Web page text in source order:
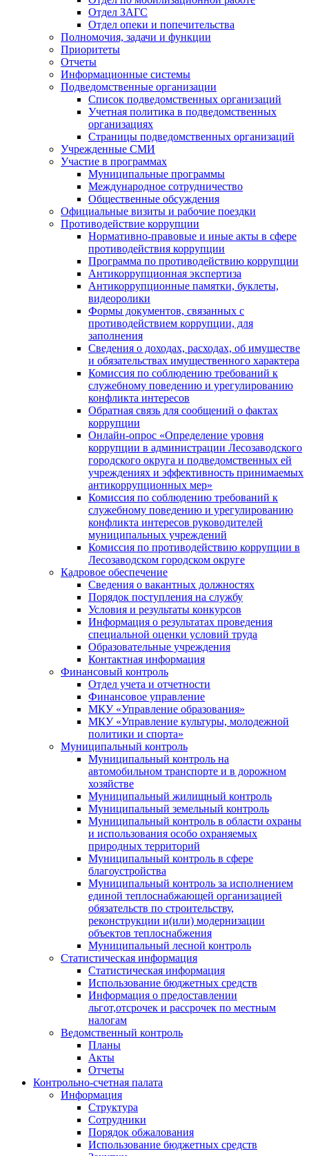
Отдел ЗАГС
Отдел опеки и попечительства
Полномочия, задачи и функции
Приоритеты
Отчеты
Информационные системы
Подведомственные организации
Список подведомственных организаций
Учетная политика в подведомственных
организациях
Страницы подведомственных организаций
Учрежденные СМИ
Участие в программах
Муниципальные программы
Международное сотрудничество
Общественные обсуждения
Официальные визиты и рабочие поездки
Противодействие коррупции
Нормативно-правовые и иные акты в сфере
противодействия коррупции
Программа по противодействию коррупции
Антикоррупционная экспертиза
Антикоррупционные памятки, буклеты,
видеоролики
Формы документов, связанных с
противодействием коррупции, для
заполнения
Сведения о доходах, расходах, об имуществе
и обязательствах имущественного характера
Комиссия по соблюдению требований к
служебному поведению и урегулированию
конфликта интересов
Обратная связь для сообщений о фактах
коррупции
Онлайн-опрос «Определение уровня
коррупции в администрации Лесозаводского
городского округа и подведомственных ей
учреждениях и эффективность принимаемых
антикоррупционных мер»
Комиссия по соблюдению требований к
служебному поведению и урегулированию
конфликта интересов руководителей
муниципальных учреждений
Комиссия по противодействию коррупции в
Лесозаводском городском округе
Кадровое обеспечение
Сведения о вакантных должностях
Порядок поступления на службу
Условия и результаты конкурсов
Информация о результатах проведения
специальной оценки условий труда
Образовательные учреждения
Контактная информация
Финансовый контроль
Отдел учета и отчетности
Финансовое управление
МКУ «Управление образования»
МКУ «Управление культуры, молодежной
политики и спорта»
Муниципальный контроль
Муниципальный контроль на
автомобильном транспорте и в дорожном
хозяйстве
Муниципальный жилищный контроль
Муниципальный земельный контроль
Муниципальный контроль в области охраны
и использования особо охраняемых
природных территорий
Муниципальный контроль в сфере
благоустройства
Муниципальный контроль за исполнением
единой теплоснабжающей организацией
обязательств по строительству,
реконструкции и(или) модернизации
объектов теплоснабжения
Муниципальный лесной контроль
Статистическая информация
Статистическая информация
Использование бюджетных средств
Информация о предоставлении
льгот,отсрочек и рассрочек по местным
налогам
Ведомственный контроль
Планы
Акты
Отчеты
Контрольно-счетная палата
Информация
Структура
Сотрудники
Порядок обжалования
Использование бюджетных средств